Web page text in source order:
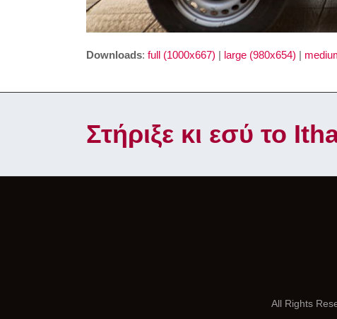
Downloads: full (1000x667) | large (980x654) |
Στήριξε κι εσύ το
All Rights